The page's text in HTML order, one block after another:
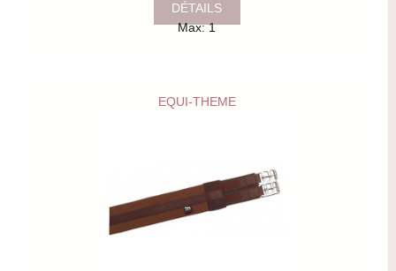
DÉTAILS
Max: 1
EQUI-THEME